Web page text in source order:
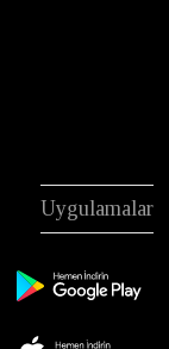
Uygulamalar